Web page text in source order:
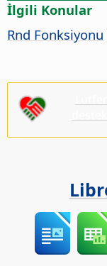
İlgili Konular
Rnd Fonksiyonu